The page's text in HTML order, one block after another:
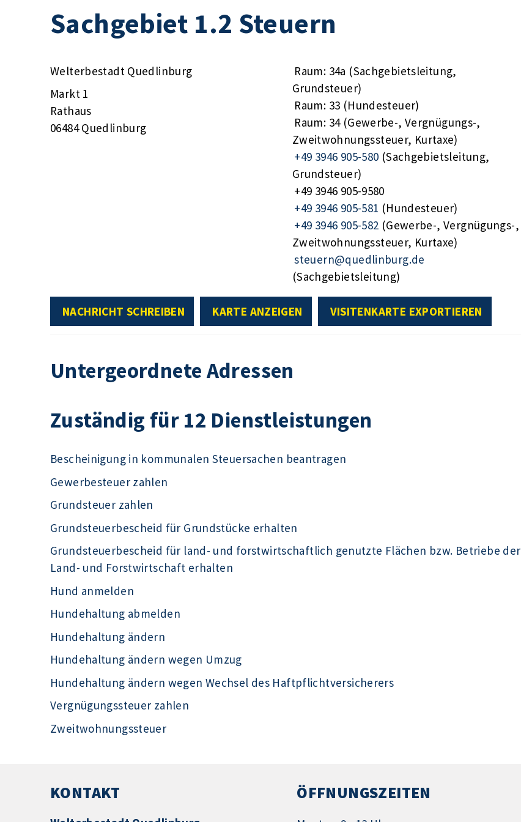
Sachgebiet 1.2 Steuern
Welterbestadt Quedlinburg
Markt 1
Rathaus
06484 Quedlinburg
Raum: 34a (Sachgebietsleitung,
Grundsteuer)
Raum: 33 (Hundesteuer)
Raum: 34 (Gewerbe-, Vergnügungs-,
Zweitwohnungssteuer, Kurtaxe)
+49 3946 905-580 (Sachgebietsleitung,
Grundsteuer)
+49 3946 905-9580
+49 3946 905-581 (Hundesteuer)
+49 3946 905-582 (Gewerbe-, Vergnügungs-,
Zweitwohnungssteuer, Kurtaxe)
steuern@quedlinburg.de
(Sachgebietsleitung)
NACHRICHT SCHREIBEN KARTE ANZEIGEN VISITENKARTE EXPORTIEREN
Untergeordnete Adressen
Zuständig für 12 Dienstleistungen
Bescheinigung in kommunalen Steuersachen beantragen
Gewerbesteuer zahlen
Grundsteuer zahlen
Grundsteuerbescheid für Grundstücke erhalten
Grundsteuerbescheid für land- und forstwirtschaftlich genutzte Flächen bzw. Betriebe der
Land- und Forstwirtschaft erhalten
Hund anmelden
Hundehaltung abmelden
Hundehaltung ändern
Hundehaltung ändern wegen Umzug
Hundehaltung ändern wegen Wechsel des Haftpflichtversicherers
Vergnügungssteuer zahlen
Zweitwohnungssteuer
KONTAKT ÖFFNUNGSZEITEN